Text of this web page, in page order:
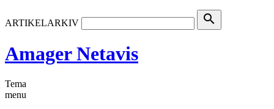
ARTIKELARKIV search
Amager Netavis
Tema
menu